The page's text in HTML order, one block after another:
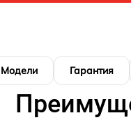
Модели Гарантия